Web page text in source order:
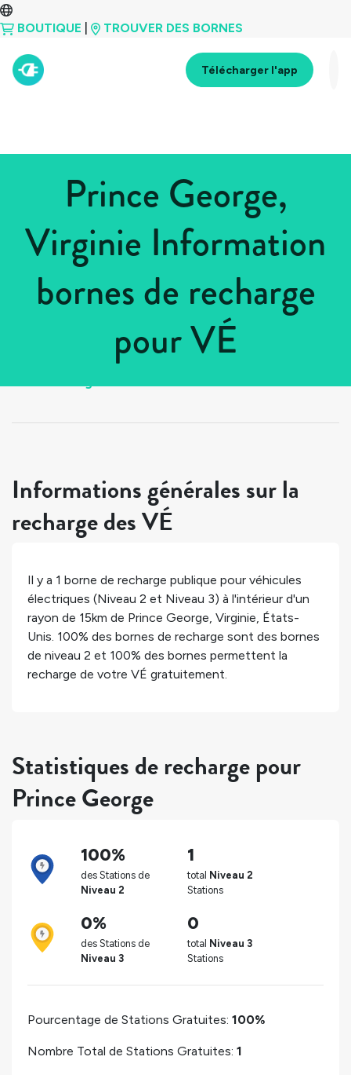
BOUTIQUE TROUVER DES BORNES
Télécharger l'app
Prince George,
Virginie Information
bornes de recharge
pour VÉ
États-Unis
Informations générales sur la
recharge des VÉ
Il y a 1 borne de recharge publique pour véhicules
électriques (Niveau 2 et Niveau 3) à l'intérieur d'un
rayon de 15km de Prince George, Virginie, États-
Unis. 100% des bornes de recharge sont des bornes
de niveau 2 et 100% des bornes permettent la
recharge de votre VÉ gratuitement.
Statistiques de recharge pour
Prince George
100%
des Stations de
Niveau 2
1
total Niveau 2
Stations
0%
des Stations de
Niveau 3
0
total Niveau 3
Stations
Pourcentage de Stations Gratuites: 100%
Nombre Total de Stations Gratuites: 1